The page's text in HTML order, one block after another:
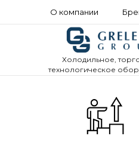
О компании
Холодильное,
технологическое